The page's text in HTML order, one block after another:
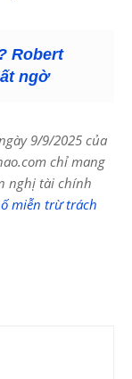
Robert
ngờ
9/9/2025 của
chỉ mang
nghị tài chính
miễn trừ trách